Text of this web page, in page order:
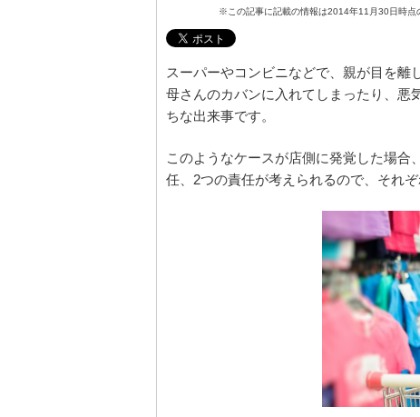
※この記事に記載の情報は2014年11月30日時点
スーパーやコンビニなどで、親が目を離
母さんのカバンに入れてしまったり、悪
ちな出来事です。
このようなケースが店側に発覚した場
任、2つの責任が考えられるので、それぞ